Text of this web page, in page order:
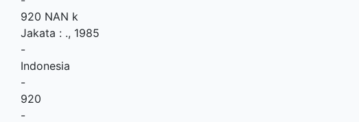
920 NAN k
Jakata : ., 1985
-
Indonesia
-
920
-